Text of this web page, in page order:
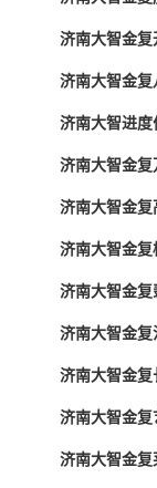
济南大智金复
济南大智金复
济南大智进
济南大智金复
济南大智金
济南大智金复
济南大智金复
济南大智金复
济南大智金复
济南大智金复
济南大智金复